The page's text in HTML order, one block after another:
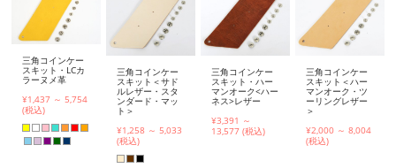
三角コインケー
スキット・LCカ
ラーヌメ革
¥1,437 ～ 5,754
(税込)
三角コインケー
スキット＜サド
ルレザー・スタ
ンダード・マッ
ト＞
¥1,258 ～ 5,033
(税込)
三角コインケー
スキット・ハー
マンオーク<ハー
ネス>レザー
¥3,391 ～
13,577 (税込)
三角コインケー
スキット＜ハー
マンオーク・ツ
ーリングレザー
＞
¥2,000 ～ 8,004
(税込)